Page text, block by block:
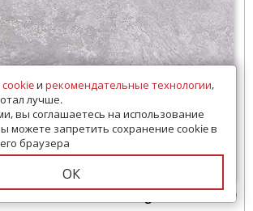
RC 5100 Gris Carving 60х60
cookieи рекомендательные технологии,
лучше.
вы соглашаетесь на использование
можете запретить сохранение cookie в
браузера
ОК